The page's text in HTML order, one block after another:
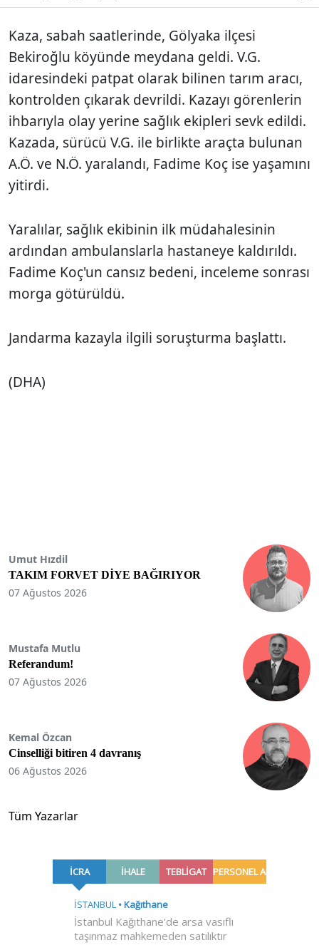
Kaza, sabah saatlerinde, Gölyaka ilçesi
Bekiroğlu köyünde meydana geldi. V.G.
idaresindeki patpat olarak bilinen tarım aracı,
kontrolden çıkarak devrildi. Kazayı görenlerin
ihbarıyla olay yerine sağlık ekipleri sevk edildi.
Kazada, sürücü V.G. ile birlikte araçta bulunan
A.Ö. ve N.Ö. yaralandı, Fadime Koç ise yaşamını
yitirdi.
Yaralılar, sağlık ekibinin ilk müdahalesinin
ardından ambulanslarla hastaneye kaldırıldı.
Fadime Koç'un cansız bedeni, inceleme sonrası
morga götürüldü.
Jandarma kazayla ilgili soruşturma başlattı.
(DHA)
Umut Hızdil
TAKIM FORVET DİYE BAĞIRIYOR
07 Ağustos 2026
Mustafa Mutlu
Referandum!
07 Ağustos 2026
Kemal Özcan
Cinselliği bitiren 4 davranış
06 Ağustos 2026
Tüm Yazarlar